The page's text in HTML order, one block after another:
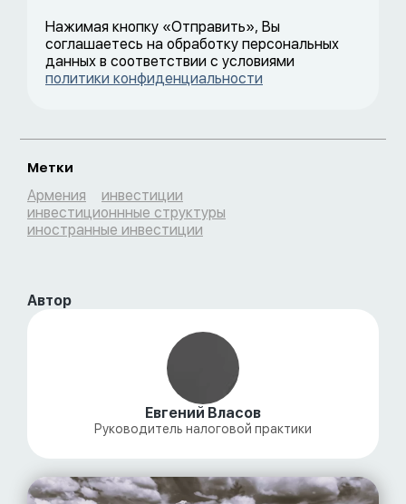
Нажимая кнопку «Отправить», Вы
соглашаетесь на обработку персональных
данных в соответствии с условиями
политики конфиденциальности
Метки
Армения
инвестиции
инвестиционнные структуры
иностранные инвестиции
Автор
Евгений Власов
Руководитель налоговой практики